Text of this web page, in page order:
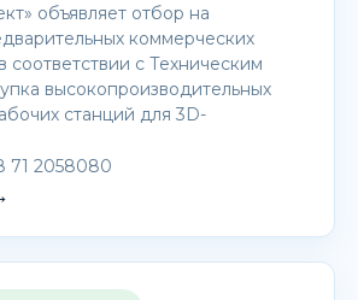
объявляет отбор на
коммерческих
с Техническим
высокопроизводительных
станций для 3D-
71 2058080